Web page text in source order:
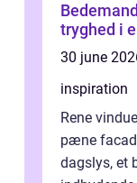
Bedemand tønder
tryghed i
30 june
inspiration
Rene
pæne
dagslys, et